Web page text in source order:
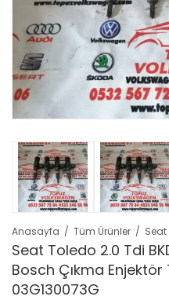
Anasayfa Tüm Ürünler Seat
Seat Toledo 2.0 Tdi
Bosch Çıkma Enjektör
03G130073G